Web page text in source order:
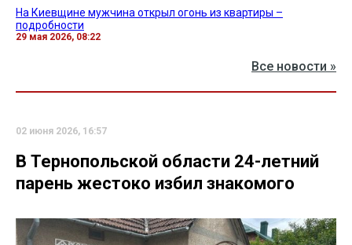
На Киевщине мужчина открыл огонь из квартиры –
подробности
29 мая 2026, 08:22
Все новости »
02 июня 2026, 16:57
В Тернопольской области 24-летний
парень жестоко избил знакомого